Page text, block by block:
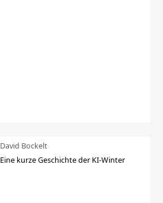
David Bockelt
Eine kurze Geschichte der KI-Winter